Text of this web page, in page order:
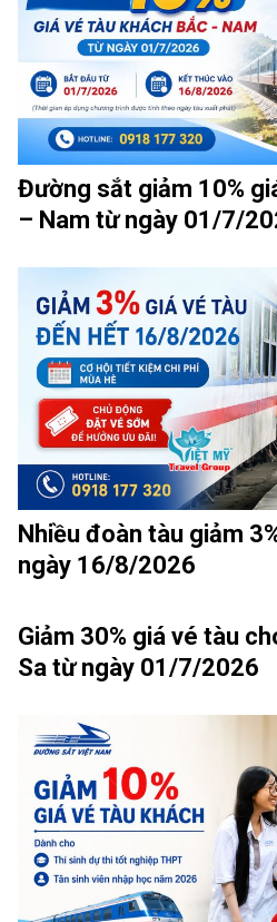
Đường sắt giảm 10%
– Nam từ ngày 01/7/
Nhiều đoàn tàu giảm
ngày 16/8/2026
Giảm 30% giá vé tàu
Sa từ ngày 01/7/2026